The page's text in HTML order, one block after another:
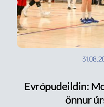
Evrópudeildin:
önnur